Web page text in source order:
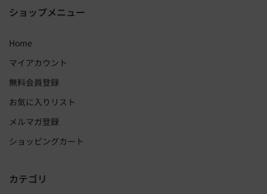
ショップメニュー
Home
マイアカウント
無料会員登録
お気に入りリスト
メルマガ登録
ショッピングカート
カテゴリ